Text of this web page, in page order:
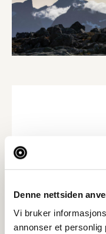
Denne nettsiden
Vi bruker
annonser et